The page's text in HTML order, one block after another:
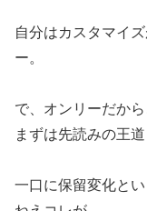
自分はカスタマイ
ー。
で、オンリーだか
まずは先読みの王
一口に保留変化と